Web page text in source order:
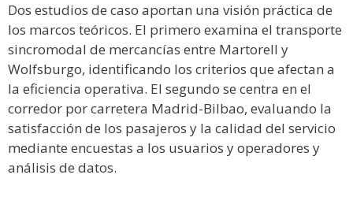
Dos estudios de caso aportan una visión práctica de
los marcos teóricos. El primero examina el transporte
sincromodal de mercancías entre Martorell y
Wolfsburgo, identificando los criterios que afectan a
la eficiencia operativa. El segundo se centra en el
corredor por carretera Madrid-Bilbao, evaluando la
satisfacción de los pasajeros y la calidad del servicio
mediante encuestas a los usuarios y operadores y
análisis de datos.